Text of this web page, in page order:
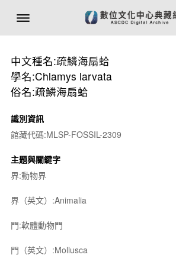
中文種名:疏鱗海扇蛤
學名:Chlamys larvata
俗名:疏鱗海扇蛤
識別資訊
館藏代碼:MLSP-FOSSIL-2309
主題與關鍵字
界:動物界
界（英文）:Animalia
門:軟體動物門
門（英文）:Mollusca